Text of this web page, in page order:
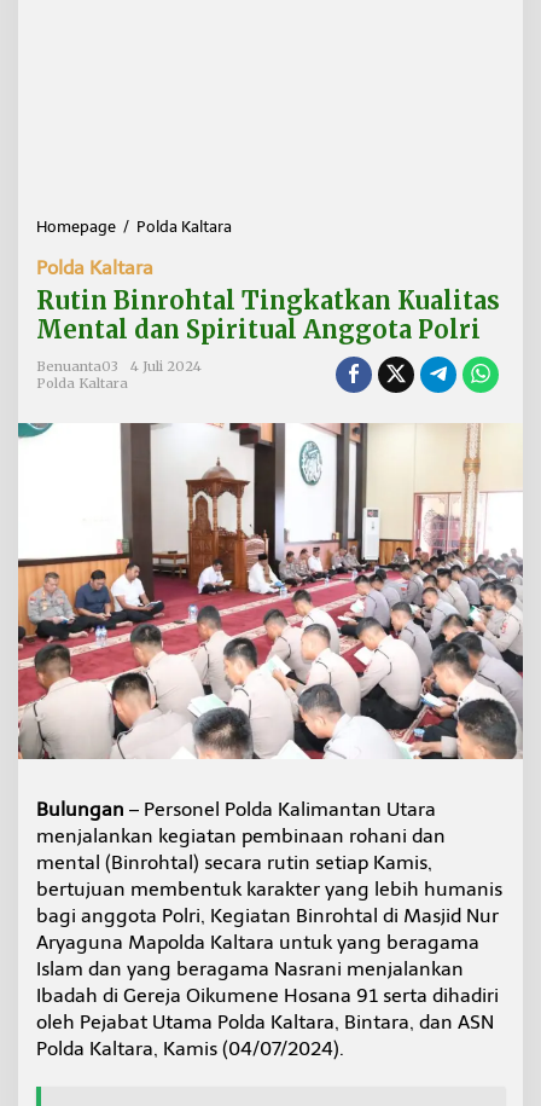
Homepage / Polda Kaltara
n
B
o
h
a
T
i
g
k
a
t
k
a
n
K
l
i
t
a
s
M
e
n
l
d
Polda Kaltara
Rutin Binrohtal Tingkatkan Kualitas
Mental dan Spiritual Anggota Polri
Benuanta03
4 Juli 2024
Polda Kaltara
Bulungan – Personel Polda Kalimantan Utara
menjalankan kegiatan pembinaan rohani dan
mental (Binrohtal) secara rutin setiap Kamis,
bertujuan membentuk karakter yang lebih humanis
bagi anggota Polri, Kegiatan Binrohtal di Masjid Nur
Aryaguna Mapolda Kaltara untuk yang beragama
Islam dan yang beragama Nasrani menjalankan
Ibadah di Gereja Oikumene Hosana 91 serta dihadiri
oleh Pejabat Utama Polda Kaltara, Bintara, dan ASN
Polda Kaltara, Kamis (04/07/2024).